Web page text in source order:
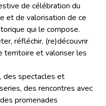
de célébration du
et de valorisation de ce
qui le compose.
réfléchir, (re)découvrir
territoire et valoriser les
des spectacles et
des rencontres avec
promenades